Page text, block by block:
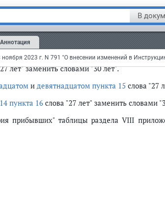
В
функционирования системы
Аннотация
Перечень
вносимых в Инструкцию об
системы воинского
Российской Федерации
лет" заменить словами "30 лет".
и девятнадцатом пункта 15 слова "27
14 пункта 16 слова "27 лет" заменить словами
прибывших" таблицы раздела VIII